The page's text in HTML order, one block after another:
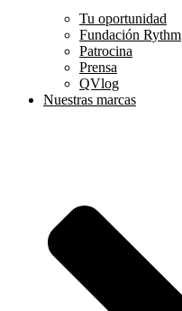
Tu oportunidad
Fundación Rythm
Patrocina
Prensa
QVlog
Nuestras marcas